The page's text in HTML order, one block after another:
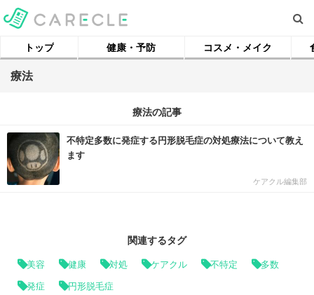
トップ 健康・予防 コスメ・メイク
療法
療法の記事
不特定多数に発症する円形脱毛症の対処療法について教え
ます
ケアクル編集部
関連するタグ
美容 健康 対処 ケアクル 不特定 多数
発症 円形脱毛症